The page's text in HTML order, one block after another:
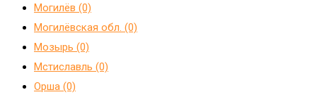
Могилёв (0)
Могилёвская обл. (0)
Мозырь (0)
Мстиславль (0)
Орша (0)